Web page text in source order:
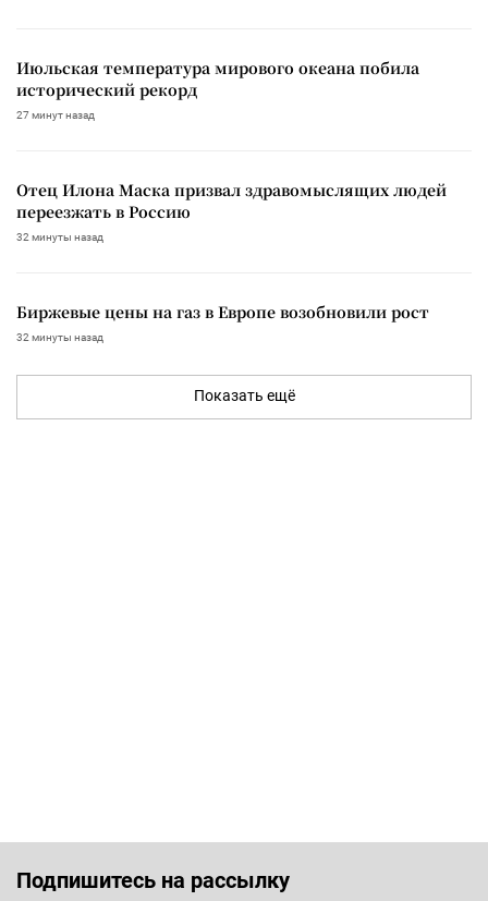
Июльская температура мирового океана побила
исторический рекорд
27 минут назад
Отец Илона Маска призвал здравомыслящих людей
переезжать в Россию
32 минуты назад
Биржевые цены на газ в Европе возобновили рост
32 минуты назад
Показать ещё
Подпишитесь на рассылку